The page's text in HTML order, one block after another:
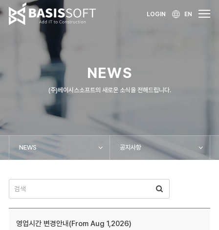
LOGIN EN
NEWS
(주)베이시스소프트의 새로운 소식을 전해드립니다.
NEWS 공지사항
영업시간 변경안내(From Aug 1,2026)